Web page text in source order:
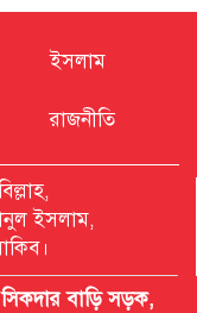
ইসলাম
রাজনীতি
ইসলাম,
সিকদার বাড়ি সড়ক,